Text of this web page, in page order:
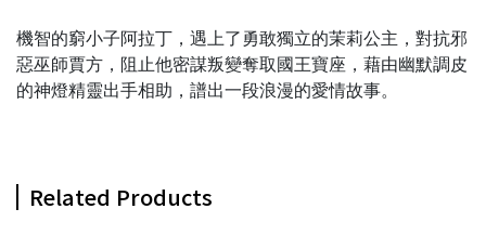
機智的窮小子阿拉丁，遇上了勇敢獨立的茉莉公主，對抗邪
惡巫師賈方，阻止他密謀叛變奪取國王寶座，藉由幽默調皮
的神燈精靈出手相助，譜出一段浪漫的愛情故事。
Related Products